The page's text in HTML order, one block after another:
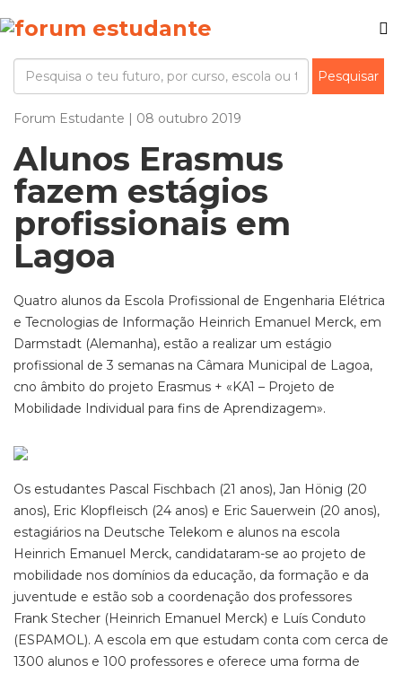
Forum Estudante | 08 outubro 2019
Alunos Erasmus
fazem estágios
profissionais em
Lagoa
Quatro alunos da Escola Profissional de Engenharia Elétrica
e Tecnologias de Informação Heinrich Emanuel Merck, em
Darmstadt (Alemanha), estão a realizar um estágio
profissional de 3 semanas na Câmara Municipal de Lagoa,
cno âmbito do projeto Erasmus + «KA1 – Projeto de
Mobilidade Individual para fins de Aprendizagem».
Os estudantes Pascal Fischbach (21 anos), Jan Hönig (20
anos), Eric Klopfleisch (24 anos) e Eric Sauerwein (20 anos),
estagiários na Deutsche Telekom e alunos na escola
Heinrich Emanuel Merck, candidataram-se ao projeto de
mobilidade nos domínios da educação, da formação e da
juventude e estão sob a coordenação dos professores
Frank Stecher (Heinrich Emanuel Merck) e Luís Conduto
(ESPAMOL). A escola em que estudam conta com cerca de
1300 alunos e 100 professores e oferece uma forma de